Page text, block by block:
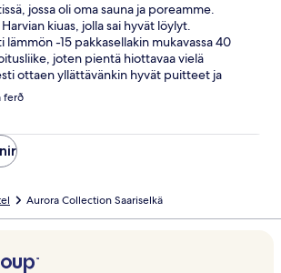
jossa oli oma sauna ja poreamme.
kiuas, jolla sai hyvät löylyt.
-15 pakkasellakin mukavassa 40
joten pientä hiottavaa vielä
ottaen yllättävänkin hyvät puitteet ja
Tähän hintaluokkaan toivoisi kuitenkin
Nyt aamupala oli toisella hotellilla
mukavampaa. Huoneiston
laudeliina laadukkaat. Auto melko ehdoton
saapuville ei kuitenkaan ainakaan
kuten ravintolasuositukset ja hän oli
puhelimitse.
ferð
Aurora Collection Saariselkä